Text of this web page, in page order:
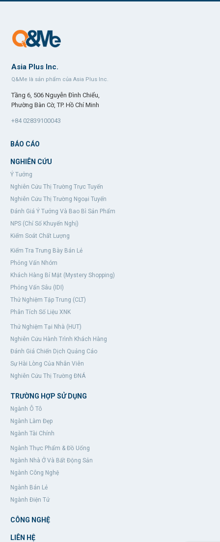
Asia Plus Inc.
Q&Me là sản phẩm của Asia Plus Inc.
Tầng 6, 506 Nguyễn Đình Chiểu,
Phường Bàn Cờ, TP. Hồ Chí Minh
+84 02839100043
BÁO CÁO
NGHIÊN CỨU
Ý Tưởng
Nghiên Cứu Thị Trường Trực Tuyến
Nghiên Cứu Thị Trường Ngoại Tuyến
Đánh Giá Ý Tưởng Và Bao Bì Sản Phẩm
NPS (Chỉ Số Khuyến Nghị)
Kiểm Soát Chất Lượng
Kiểm Tra Trưng Bày Bán Lẻ
Phỏng Vấn Nhóm
Khách Hàng Bí Mật (Mystery Shopping)
Phỏng Vấn Sâu (IDI)
Thử Nghiệm Tập Trung (CLT)
Phân Tích Số Liệu XNK
Thử Nghiệm Tại Nhà (HUT)
Nghiên Cứu Hành Trình Khách Hàng
Đánh Giá Chiến Dịch Quảng Cáo
Sự Hài Lòng Của Nhân Viên
Nghiên Cứu Thị Trường ĐNÁ
TRƯỜNG HỢP SỬ DỤNG
Ngành Ô Tô
Ngành Làm Đẹp
Ngành Tài Chính
Ngành Thực Phẩm & Đồ Uống
Ngành Nhà Ở Và Bất Động Sản
Ngành Công Nghệ
Ngành Bán Lẻ
Ngành Điện Tử
CÔNG NGHỆ
LIÊN HỆ